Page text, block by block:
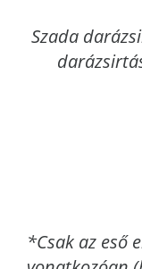
Szada
*Csak az eső